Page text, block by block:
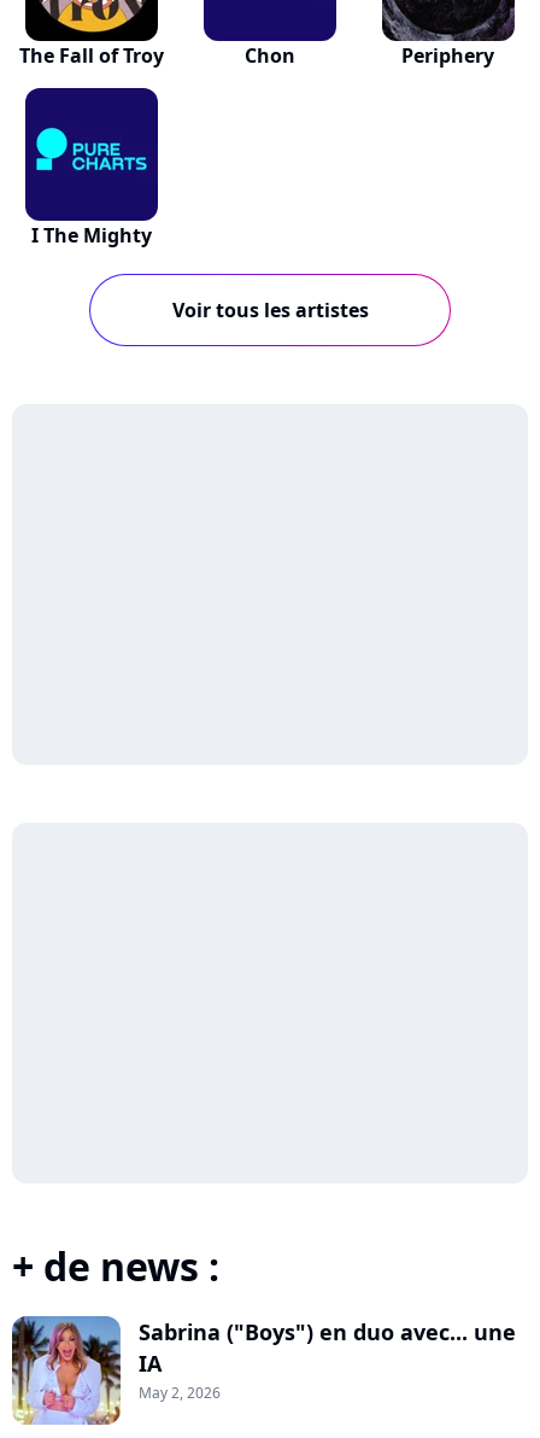
The Fall of Troy Chon Periphery
I The Mighty
Voir tous les artistes
+ de news :
Sabrina ("Boys") en duo avec... une
IA
May 2, 2026